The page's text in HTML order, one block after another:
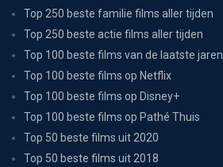
Top 250 beste familie films aller tijden
Top 250 beste actie films aller tijden
Top 100 beste films van de laatste jaren
Top 100 beste films op Netflix
Top 100 beste films op Disney+
Top 100 beste films op Pathé Thuis
Top 50 beste films uit 2020
Top 50 beste films uit 2018